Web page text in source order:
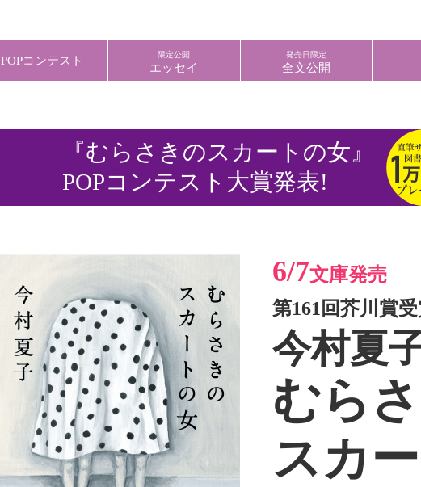
POPコンテスト 限定公開
エッセイ
発売日限定
全文公開
『むらさきのスカートの女』
POPコンテスト大賞発表!
6/7文庫発売
第161回芥川賞
今村夏
むら
スカ